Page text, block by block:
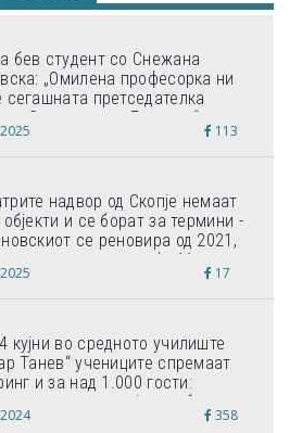
бев студент со Снежана
„Омилена професорка ни
претседателка
Сиљановска-Давкова“
113
надвор од Скопје немаат
и се борат за термини -
се реновира од 2021,
се гради веќе 11 години
17
кујни во средното училиште
Танев“ учениците спремаат
и за над 1.000 гости:
компанија и работиме
стандарди“
358